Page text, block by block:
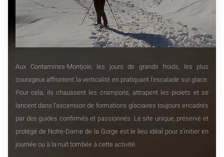
Aux Contamines-Montjoie, les jours de grands froids, les plus
courageux affrontent la verticalité en pratiquant l'escalade sur glace.
Pour cela, ils chaussent les crampons, attrapent les piolets et se
lancent dans l'ascension de formations glaciaires toujours encadrés
par des guides confirmés et passionnés. Le site unique, préservé et
protégé de Notre-Dame de la Gorge est le lieu idéal pour s'initier en
journée ou à la nuit tombée à cette activité.